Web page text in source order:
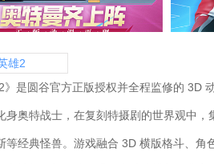
雄2
是圆谷官方正版授权并全程监修的 3D
身奥特战士，在复刻特摄剧的世界观中
等经典怪兽。游戏融合 3D 横版格斗、